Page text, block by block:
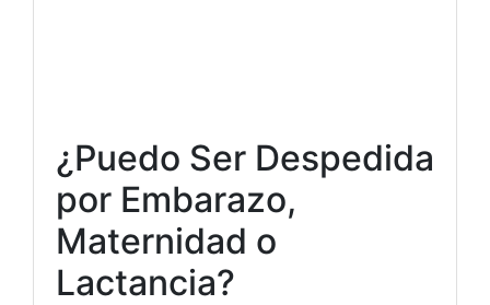
¿Puedo Ser Despedida
por Embarazo,
Maternidad o
Lactancia?